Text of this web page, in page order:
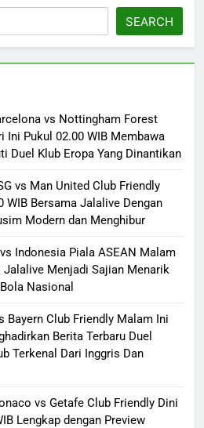
SEARCH
vs Nottingham Forest
Ini Pukul 02.00 WIB Membawa
Duel Klub Eropa Yang Dinantikan
vs Man United Club Friendly
WIB Bersama Jalalive Dengan
Modern dan Menghibur
Indonesia Piala ASEAN Malam
Jalalive Menjadi Sajian Menarik
Nasional
Club Friendly Malam Ini
Berita Terbaru Duel
Terkenal Dari Inggris Dan
vs Getafe Club Friendly Dini
Lengkap dengan Preview